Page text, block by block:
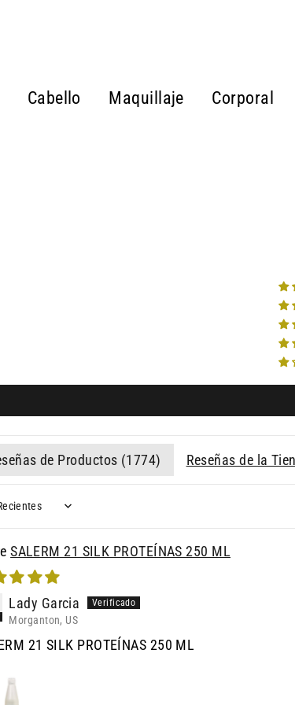
Cabello Maquillaje Corporal
de Productos (1774) Reseñas de la
SALERM 21 SILK PROTEÍNAS 250 ML
Lady Garcia
Morganton, US
21 SILK PROTEÍNAS 250 ML